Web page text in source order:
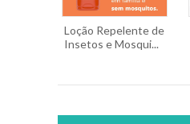
Loção Repelente de
Insetos e Mosqui...